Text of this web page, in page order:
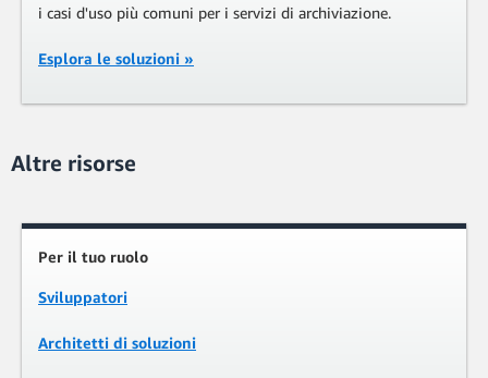
i casi d'uso più comuni per i servizi di archiviazione.
Esplora le soluzioni »
Altre risorse
Per il tuo ruolo
Sviluppatori
Architetti di soluzioni